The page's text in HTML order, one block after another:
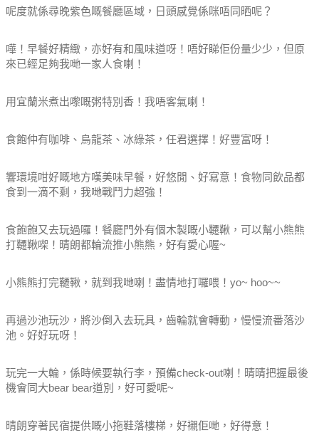
呢度就係尋晚紫色嘅餐廳區域，日頭感覺係咪唔同晒呢？
嘩！早餐好精緻，亦好有和風味道呀！唔好睇佢份量少少，但原
來已經足夠我哋一家人食喇！
用宜蘭米煮出嚟嘅粥特別香！我唔客氣喇！
食飽仲有咖啡、烏龍茶、冰綠茶，任君選擇！好豐富呀！
響環境咁好嘅地方嘆美味早餐，好悠閒、好寫意！食物同飲品都
食到一滴不剩，我哋戰鬥力超強！
食飽飽又去玩過囉！餐廳門外有個木製嘅小韆鞦，可以幫小熊熊
打韆鞦㗎！晴朗都輪流推小熊熊，好有愛心喔~
小熊熊打完韆鞦，就到我哋喇！盡情地打囉喂！yo~ hoo~~
再過沙池玩沙，將沙倒入去玩具，齒輪就會轉動，慢慢流番落沙
池。好好玩呀！
玩完一大輪，係時候要執行李，預備check-out喇！晴晴把握最後
機會同大bear bear道別，好可愛呢~
晴朗穿著民宿提供嘅小拖鞋落樓梯，好襯佢哋，好得意！